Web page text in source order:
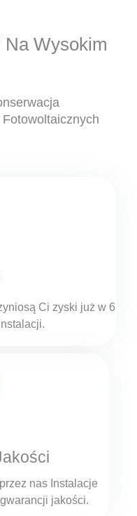
Na Wysokim
Ci zyski już w 6
nas Instalacje
jakości.